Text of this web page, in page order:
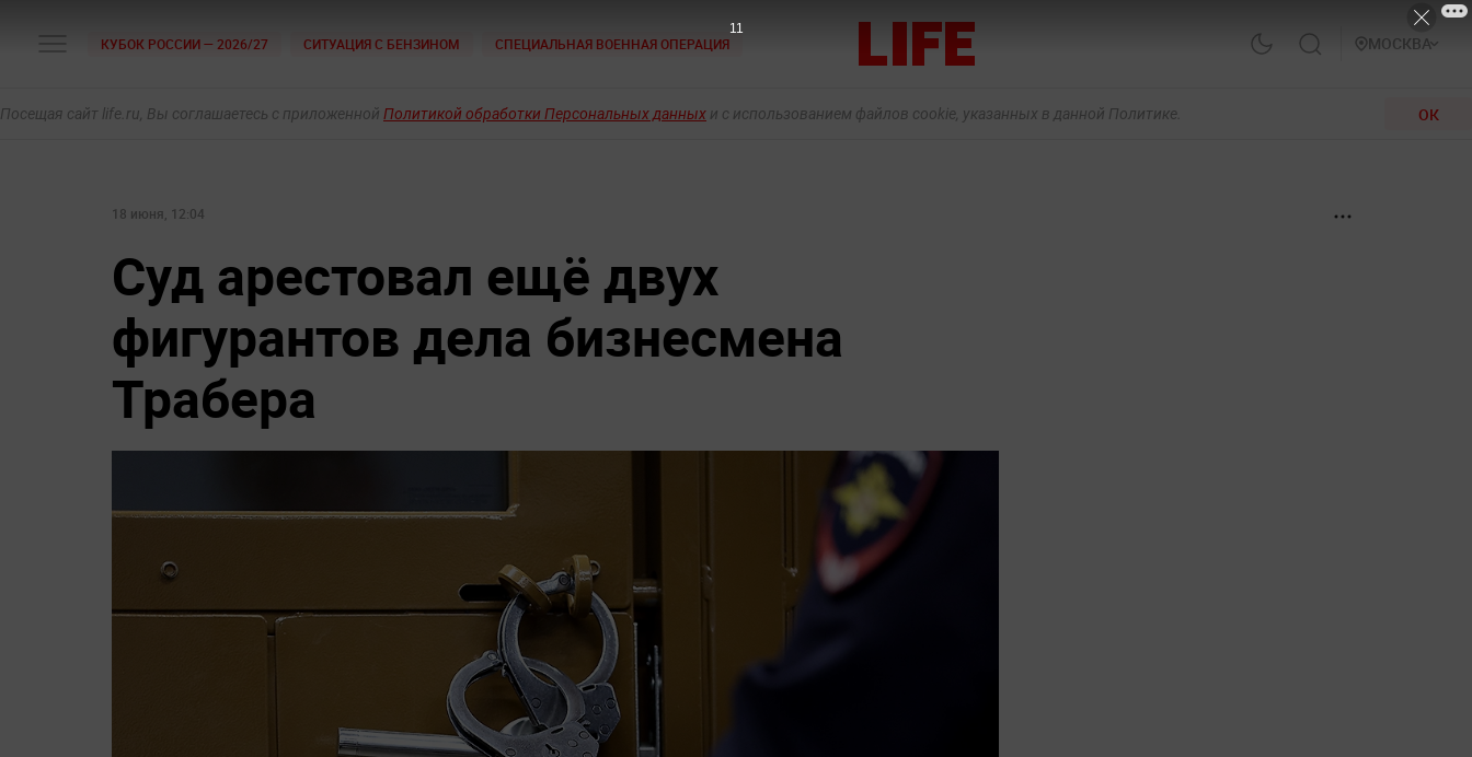
КУБОК РОССИИ — 2026/27 СИТУАЦИЯ С БЕНЗИНОМ СПЕЦИАЛЬНАЯ ВОЕННАЯ ОПЕРАЦИЯ МОСКВА
Посещая сайт life.ru, Вы соглашаетесь с приложенной Политикой обработки Персональных данных и с использованием файлов cookie, указанных в данной Политике. ОК
18 июня, 12:04
Суд арестовал ещё двух
фигурантов дела бизнесмена
Трабера
10